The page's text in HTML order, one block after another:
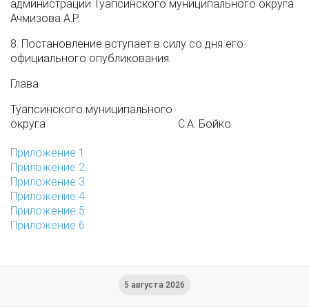
администрации Туапсинского муниципального округа
Ачмизова А.Р.
8. Постановление вступает в силу со дня его
официального опубликования.
Глава
Туапсинского муниципального
округа С.А. Бойко
Приложение 1
Приложение 2
Приложение 3
Приложение 4
Приложение 5
Приложение 6
5 августа 2026